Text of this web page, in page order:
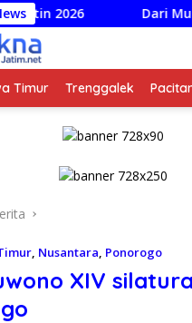
Dari Mustahik Jadi
Timur Trenggalek
Nusantara Ponorogo
XIV